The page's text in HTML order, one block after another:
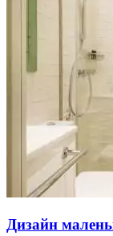
Дизайн